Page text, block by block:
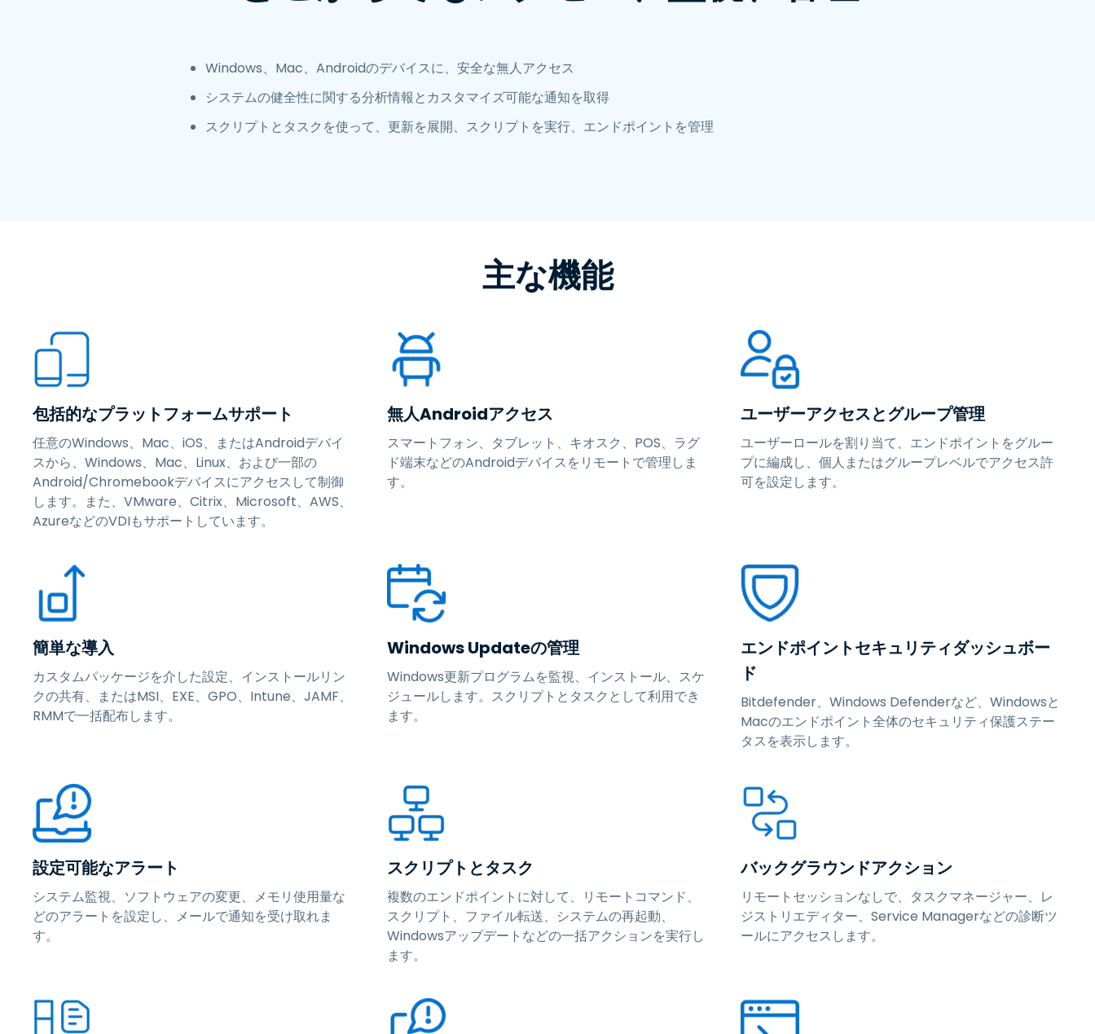
Windows、Mac、Androidのデバイスに、安全な無人アクセス
システムの健全性に関する分析情報とカスタマイズ可能な通知を取得
スクリプトとタスクを使って、更新を展開、スクリプトを実行、エンドポイントを管理
主な機能
包括的なプラットフォームサポート
任意のWindows、Mac、iOS、またはAndroidデバイ
スから、Windows、Mac、Linux、および一部の
Android/Chromebookデバイスにアクセスして制御
します。また、VMware、Citrix、Microsoft、AWS、
AzureなどのVDIもサポートしています。
無人Androidアクセス
スマートフォン、タブレット、キオスク、POS、ラグ
ド端末などのAndroidデバイスをリモートで管理しま
す。
ユーザーアクセスとグループ管理
ユーザーロールを割り当て、エンドポイントをグルー
プに編成し、個人またはグループレベルでアクセス許
可を設定します。
簡単な導入
カスタムパッケージを介した設定、インストールリン
クの共有、またはMSI、EXE、GPO、Intune、JAMF、
RMMで一括配布します。
Windows Updateの管理
Windows更新プログラムを監視、インストール、スケ
ジュールします。スクリプトとタスクとして利用でき
ます。
エンドポイントセキュリティダッシュボー
ド
Bitdefender、Windows Defenderなど、Windowsと
Macのエンドポイント全体のセキュリティ保護ステー
タスを表示します。
設定可能なアラート
システム監視、ソフトウェアの変更、メモリ使用量な
どのアラートを設定し、メールで通知を受け取れま
す。
スクリプトとタスク
複数のエンドポイントに対して、リモートコマンド、
スクリプト、ファイル転送、システムの再起動、
Windowsアップデートなどの一括アクションを実行し
ます。
バックグラウンドアクション
リモートセッションなしで、タスクマネージャー、レ
ジストリエディター、Service Managerなどの診断ツ
ールにアクセスします。